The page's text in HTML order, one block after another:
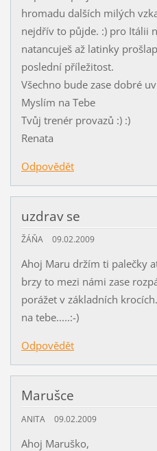
hromadu dalších milých
nejdřív to půjde. :) pro Itálii
natancuješ až latinky
poslední příležitost.
Všechno bude zase dobré
Myslím na Tebe
Tvůj trenér provazů :) :)
Renata
Odpovědět
uzdrav se
ŽÁŇA 09.02.2009
Ahoj Maru držím ti palečky
brzy to mezi námi zase
porážet v základních
na tebe.....:-)
Odpovědět
Marušce
ANITA 09.02.2009
Ahoj Maruško,